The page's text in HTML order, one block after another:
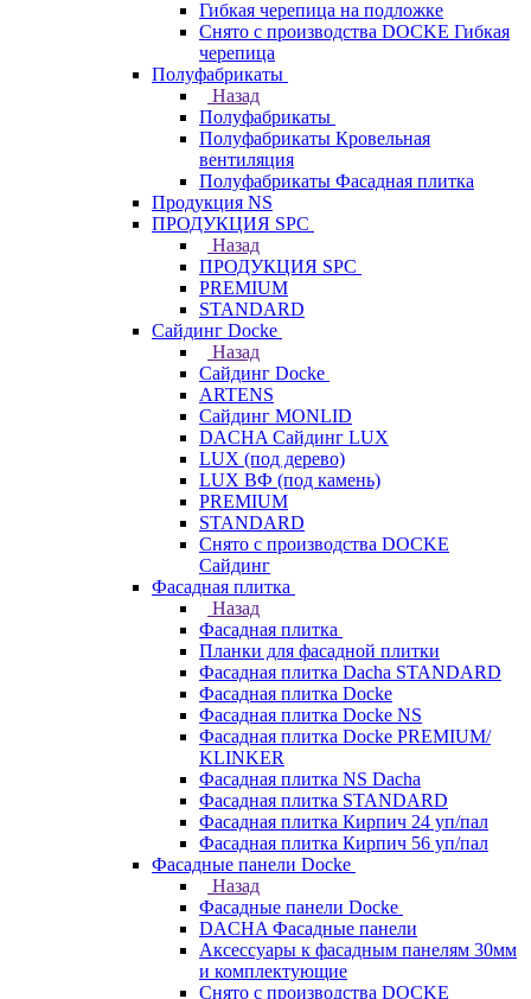
Гибкая черепица на подложке
Снято с производства DOCKE Гибкая
черепица
Полуфабрикаты
Назад
Полуфабрикаты
Полуфабрикаты Кровельная
вентиляция
Полуфабрикаты Фасадная плитка
Продукция NS
ПРОДУКЦИЯ SPC
Назад
ПРОДУКЦИЯ SPC
PREMIUM
STANDARD
Сайдинг Docke
Назад
Сайдинг Docke
ARTENS
Cайдинг MONLID
DACHA Сайдинг LUX
LUX (под дерево)
LUX ВФ (под камень)
PREMIUM
STANDARD
Снято с производства DOCKE
Сайдинг
Фасадная плитка
Назад
Фасадная плитка
Планки для фасадной плитки
Фасадная плитка Dacha STANDARD
Фасадная плитка Docke
Фасадная плитка Docke NS
Фасадная плитка Docke PREMIUM/
KLINKER
Фасадная плитка NS Dacha
Фасадная плитка STANDARD
Фасадная плитка Кирпич 24 уп/пал
Фасадная плитка Кирпич 56 уп/пал
Фасадные панели Docke
Назад
Фасадные панели Docke
DACHA Фасадные панели
Аксессуары к фасадным панелям 30мм
и комплектующие
Снято с производства DOCKE